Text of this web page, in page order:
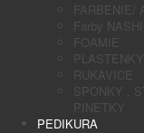
FARBENIE/
Farby NASHI
FOAMIE
RUKAVICE
SPONKY ,
PINETKY
PEDIKURA